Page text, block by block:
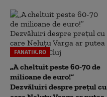
FANATIK.RO
„A cheltuit peste 60-70 de
milioane de euro!”
Dezvăluiri despre prețul cu